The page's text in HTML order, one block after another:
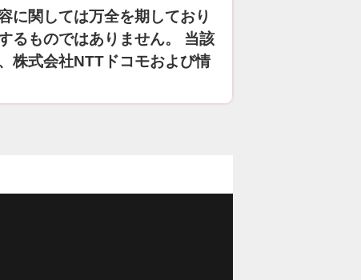
に関しては万全を期しており
るものではありません。 当該
株式会社NTTドコモおよび情